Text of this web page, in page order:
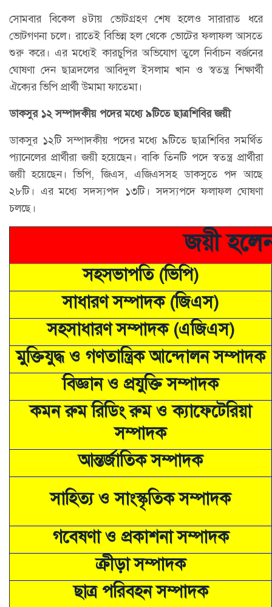
সোমবার বিকেল ৪টায় ভোটগ্রহণ শেষ হলেও সারারাত ধরে
ভোটগণনা চলে। রাতেই বিভিন্ন হল থেকে ভোটের ফলাফল আসতে
শুরু করে। এর মধ্যেই কারচুপির অভিযোগ তুলে নির্বাচন বর্জনের
ঘোষণা দেন ছাত্রদলের আবিদুল ইসলাম খান ও স্বতন্ত্র শিক্ষার্থী
ঐক্যের ভিপি প্রার্থী উমামা ফাতেমা।
ডাকসুর ১২ সম্পাদকীয় পদের মধ্যে ৯টিতে ছাত্রশিবির জয়ী
ডাকসুর ১২টি সম্পাদকীয় পদের মধ্যে ৯টিতে ছাত্রশিবির সমর্থিত
প্যানেলের প্রার্থীরা জয়ী হয়েছেন। বাকি তিনটি পদে স্বতন্ত্র প্রার্থীরা
জয়ী হয়েছেন। ভিপি, জিএস, এজিএসসহ ডাকসুতে পদ আছে
২৮টি। এর মধ্যে সদস্যপদ ১৩টি। সদস্যপদে ফলাফল ঘোষণা
চলছে।
জয়ী
সহসভাপতি (ভিপি)
সাধারণ সম্পাদক (জিএস)
সহসাধারণ সম্পাদক (এজিএস)
মুক্তিযুদ্ধ ও গণতান্ত্রিক আন্দোলন সম্পাদক
বিজ্ঞান ও প্রযুক্তি সম্পাদক
কমন রুম রিডিং রুম ও ক্যাফেটেরিয়া
সম্পাদক
আন্তর্জাতিক সম্পাদক
সাহিত্য ও সাংস্কৃতিক সম্পাদক
গবেষণা ও প্রকাশনা সম্পাদক
ক্রীড়া সম্পাদক
ছাত্র পরিবহন সম্পাদক